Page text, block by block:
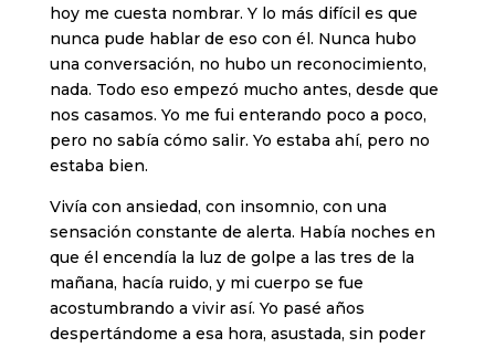
hoy me cuesta nombrar. Y lo más difícil es que
nunca pude hablar de eso con él. Nunca hubo
una conversación, no hubo un reconocimiento,
nada. Todo eso empezó mucho antes, desde que
nos casamos. Yo me fui enterando poco a poco,
pero no sabía cómo salir. Yo estaba ahí, pero no
estaba bien.
Vivía con ansiedad, con insomnio, con una
sensación constante de alerta. Había noches en
que él encendía la luz de golpe a las tres de la
mañana, hacía ruido, y mi cuerpo se fue
acostumbrando a vivir así. Yo pasé años
despertándome a esa hora, asustada, sin poder